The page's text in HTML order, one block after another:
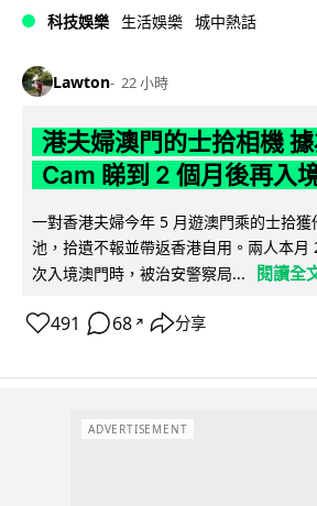
科技娛樂 生活娛樂 城中熱話
Lawton 22 小時
港夫婦澳門的士拾相機
Cam 睇到 2 個月後再入
一對香港夫婦今年 5 月遊澳門乘的士拾
池，拾遺不報並帶返香港自用。兩人本月
次入境澳門時，被治安警察局...
閱讀全
491 68 ↗ 分享
ADVERTISEMENT